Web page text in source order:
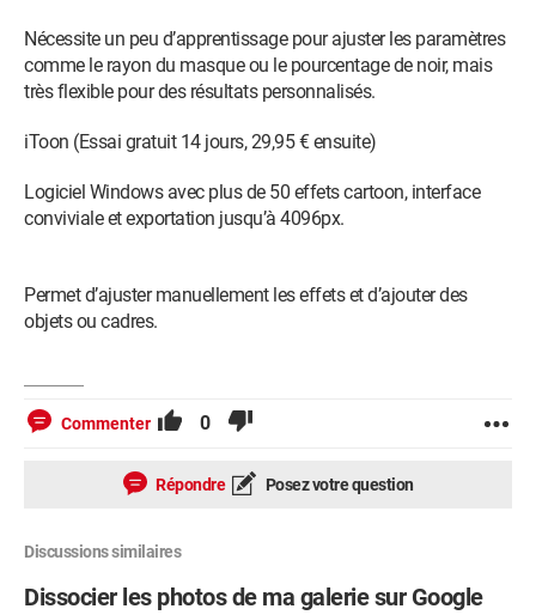
Nécessite un peu d’apprentissage pour ajuster les paramètres
comme le rayon du masque ou le pourcentage de noir, mais
très flexible pour des résultats personnalisés.
iToon (Essai gratuit 14 jours, 29,95 € ensuite)
Logiciel Windows avec plus de 50 effets cartoon, interface
conviviale et exportation jusqu’à 4096px.
Permet d’ajuster manuellement les effets et d’ajouter des
objets ou cadres.
Commenter 0
Répondre Posez votre question
Discussions similaires
Dissocier les photos de ma galerie sur Google